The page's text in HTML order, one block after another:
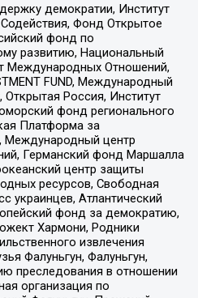
демократии, Институт
Фонд Открытое
фонд по
развитию, Национальный
Международных Отношений,
FUND, Международный
Открытая Россия, Институт
фонд регионального
Платформа за
Международный центр
Германский фонд Маршалла
центр защиты
ресурсов, Свободная
украинцев, Атлантический
фонд за демократию,
Хармони, Родники
извлечения
Фалуньгун, Фалуньгун,
преследования в отношении
организация по